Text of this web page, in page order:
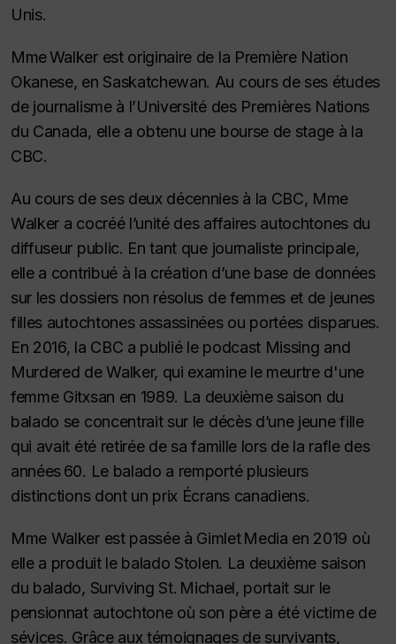
Unis.
Mme Walker est originaire de la Première Nation
Okanese, en Saskatchewan. Au cours de ses études
de journalisme à l’Université des Premières Nations
du Canada, elle a obtenu une bourse de stage à la
CBC.
Au cours de ses deux décennies à la CBC, Mme
Walker a cocréé l’unité des affaires autochtones du
diffuseur public. En tant que journaliste principale,
elle a contribué à la création d’une base de données
sur les dossiers non résolus de femmes et de jeunes
filles autochtones assassinées ou portées disparues.
En 2016, la CBC a publié le podcast Missing and
Murdered de Walker, qui examine le meurtre d'une
femme Gitxsan en 1989. La deuxième saison du
balado se concentrait sur le décès d’une jeune fille
qui avait été retirée de sa famille lors de la rafle des
années 60. Le balado a remporté plusieurs
distinctions dont un prix Écrans canadiens.
Mme Walker est passée à Gimlet Media en 2019 où
elle a produit le balado Stolen. La deuxième saison
du balado, Surviving St. Michael, portait sur le
pensionnat autochtone où son père a été victime de
sévices. Grâce aux témoignages de survivants,